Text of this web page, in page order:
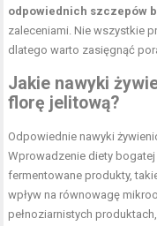
odpowiednich szczepów
zaleceniami. Nie wszystkie
dlatego warto zasięgnąć
Jakie nawyki
florę jelitową?
Odpowiednie nawyki
Wprowadzenie diety
fermentowane produkty,
wpływ na równowagę
pełnoziarnistych